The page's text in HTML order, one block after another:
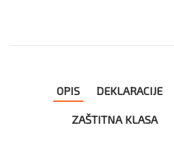
OPIS DEKLARACIJE
ZAŠTITNA KLASA